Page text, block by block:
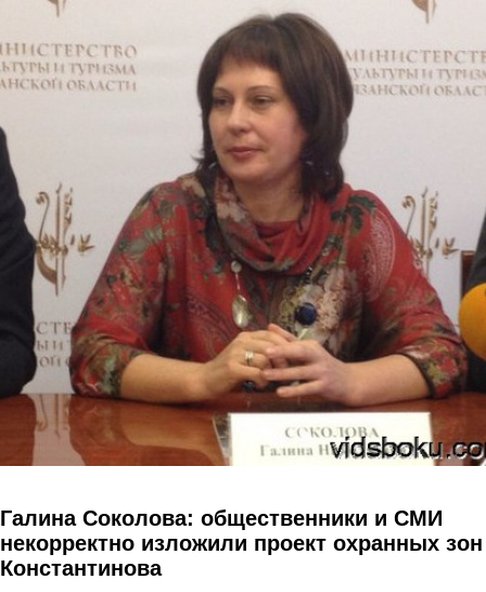
Перейти к основному содержанию
Галина Соколова: общественники и СМИ
некорректно изложили проект охранных зон
Константинова